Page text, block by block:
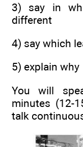
3) say in
different
4) say which
5) explain why
You will
minutes (12-
talk